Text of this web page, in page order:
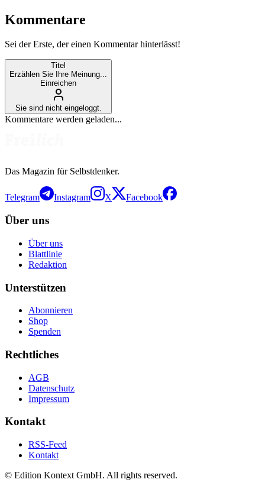
Kommentare
Sei der Erste, der einen Kommentar hinterlässt!
Titel
Erzählen Sie Ihre Meinung...
Einreichen
Sie sind nicht eingeloggt.
Kommentare werden geladen...
Das Magazin für Selbstdenker.
Telegram Instagram X Facebook
Über uns
Über uns
Blattlinie
Redaktion
Unterstützen
Abonnieren
Shop
Spenden
Rechtliches
AGB
Datenschutz
Impressum
Kontakt
RSS-Feed
Kontakt
© Edition Kontext GmbH. All rights reserved.